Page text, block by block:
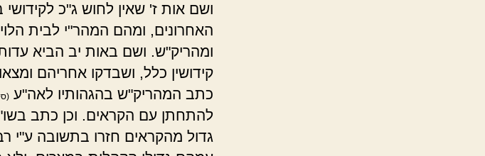
ושם אות ז' שאין לחוש ג"כ לקידושי
האחרונים, ומהם המהר"י לבית
ומהריק"ש. ושם באות יב הביא עדות
קידושין כלל, ושבדקו אחריהם
כתב המהריק"ש בהגהותיו לאה"ע
להתחתן עם הקראים. וכן כתב
גדול מהקראים חזרו בתשובה ע"י